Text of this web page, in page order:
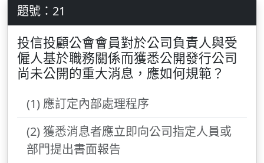
題號：21
投信投顧公會會員對於公司負責人與受
僱人基於職務關係而獲悉公開發行公司
尚未公開的重大消息，應如何規範？
(1) 應訂定內部處理程序
(2) 獲悉消息者應立即向公司指定人員或
部門提出書面報告